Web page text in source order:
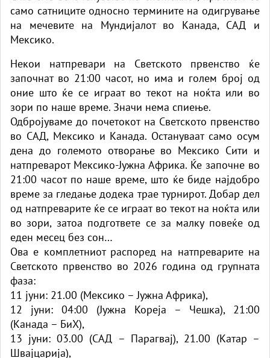
само сатниците односно термините на одигрување
на мечевите на Мундијалот во Канада, САД и
Мексико.
Некои натпревари на Светското првенство ќе
започнат во 21:00 часот, но има и голем број од
оние што ќе се играат во текот на ноќта или во
зори по наше време. Значи нема спиење.
Одбројуваме до почетокот на Светското првенство
во САД, Мексико и Канада. Остануваат само осум
дена до големото отворање во Мексико Сити и
натпреварот Мексико-Јужна Африка. Ќе започне во
21:00 часот по наше време, што ќе биде најдобро
време за гледање додека трае турнирот. Добар дел
од натпреварите ќе се играат во текот на ноќта или
во зори, затоа подгответе се за малку повеќе од
еден месец без сон…
Ова е комплетниот распоред на натпреварите на
Светското првенство во 2026 година од групната
фаза:
11 јуни: 21.00 (Мексико – Јужна Африка),
12 јуни: 04:00 (Јужна Кореја – Чешка), 21:00
(Канада – БиХ),
13 јуни: 03.00 (САД – Парагвај), 21.00 (Катар –
Швајцарија),